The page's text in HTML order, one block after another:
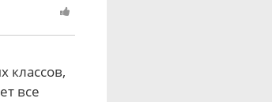
классов,
все